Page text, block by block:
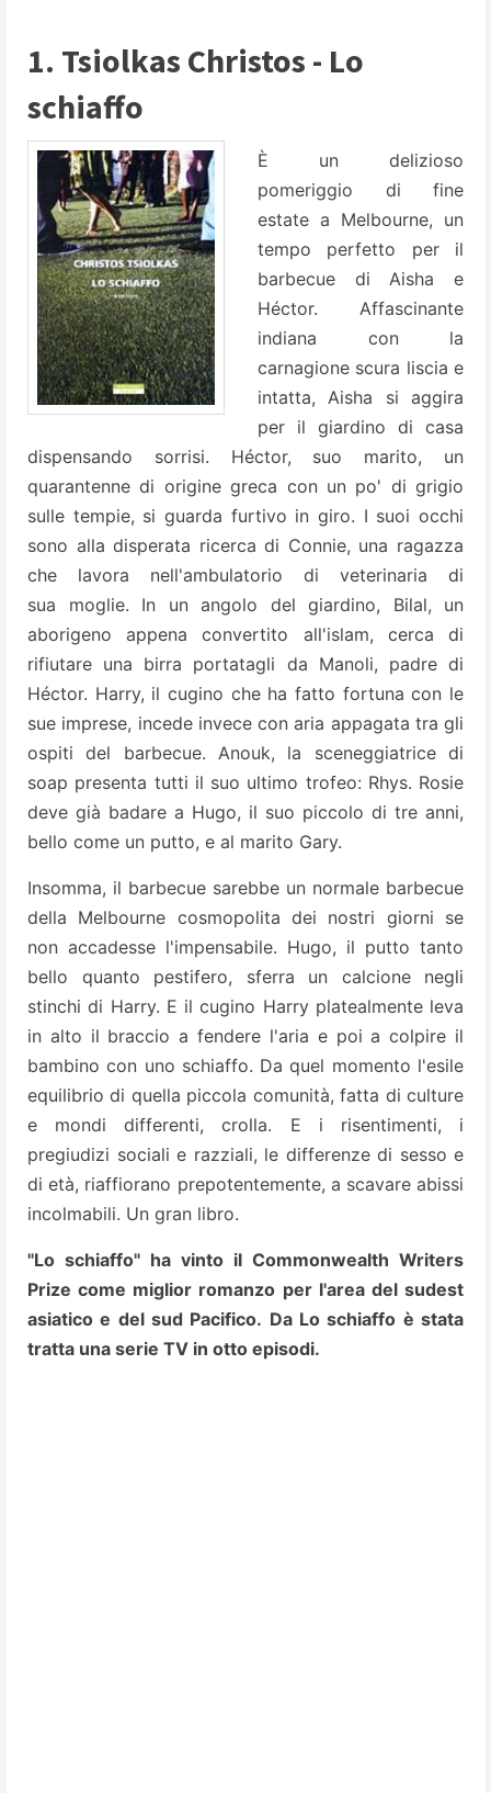
1. Tsiolkas Christos - Lo
schiaffo
È un delizioso
pomeriggio di fine
estate a Melbourne, un
tempo perfetto per il
barbecue di Aisha e
Héctor. Affascinante
indiana con la
carnagione scura liscia e
intatta, Aisha si aggira
per il giardino di casa
dispensando sorrisi. Héctor, suo marito, un
quarantenne di origine greca con un po' di grigio
sulle tempie, si guarda furtivo in giro. I suoi occhi
sono alla disperata ricerca di Connie, una ragazza
che lavora nell'ambulatorio di veterinaria di
sua moglie. In un angolo del giardino, Bilal, un
aborigeno appena convertito all'islam, cerca di
rifiutare una birra portatagli da Manoli, padre di
Héctor. Harry, il cugino che ha fatto fortuna con le
sue imprese, incede invece con aria appagata tra gli
ospiti del barbecue. Anouk, la sceneggiatrice di
soap presenta tutti il suo ultimo trofeo: Rhys. Rosie
deve già badare a Hugo, il suo piccolo di tre anni,
bello come un putto, e al marito Gary.
Insomma, il barbecue sarebbe un normale barbecue
della Melbourne cosmopolita dei nostri giorni se
non accadesse l'impensabile. Hugo, il putto tanto
bello quanto pestifero, sferra un calcione negli
stinchi di Harry. E il cugino Harry platealmente leva
in alto il braccio a fendere l'aria e poi a colpire il
bambino con uno schiaffo. Da quel momento l'esile
equilibrio di quella piccola comunità, fatta di culture
e mondi differenti, crolla. E i risentimenti, i
pregiudizi sociali e razziali, le differenze di sesso e
di età, riaffiorano prepotentemente, a scavare abissi
incolmabili. Un gran libro.
"Lo schiaffo" ha vinto il Commonwealth Writers
Prize come miglior romanzo per l'area del sudest
asiatico e del sud Pacifico. Da Lo schiaffo è stata
tratta una serie TV in otto episodi.